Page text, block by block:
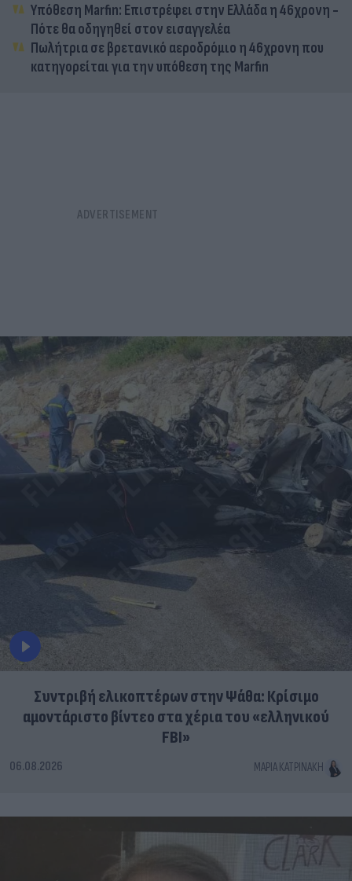
Υπόθεση Marfin: Επιστρέφει στην Ελλάδα η 46χρονη -
Πότε θα οδηγηθεί στον εισαγγελέα
Πωλήτρια σε βρετανικό αεροδρόμιο η 46χρονη που
κατηγορείται για την υπόθεση της Marfin
Συντριβή ελικοπτέρων στην Ψάθα: Κρίσιμο
αμοντάριστο βίντεο στα χέρια του «ελληνικού
FBI»
06.08.2026 ΜΑΡΊΑ ΚΑΤΡΙΝΆΚΗ